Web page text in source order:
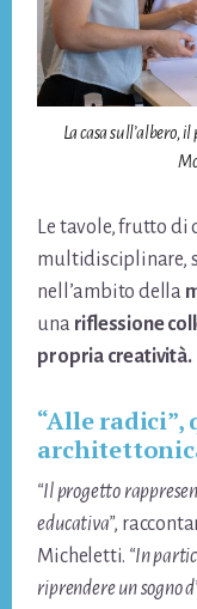
La casa sull’albero,
Le tavole, frutto
multidisciplinare,
nell’ambito della
una riflessione
propria creatività.
“Alle
“Il progetto
educativa”,
Micheletti. “In
riprendere un sogno